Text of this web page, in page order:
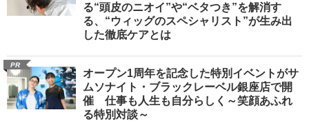
る“頭皮のニオイ”や“ベタつき”を解消す
る、“ウィッグのスペシャリスト”が生み出
した徹底ケアとは
PR
オープン1周年を記念した特別イベントがサ
ムソナイト・ブラックレーベル銀座店で開
催 仕事も人生も自分らしく～笑顔あふれ
る特別対談～